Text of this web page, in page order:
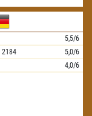
5,5/6
2184
5,0/6
4,0/6